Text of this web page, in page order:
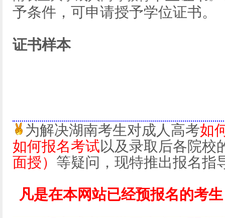
予条件，可申请授予学位证书。
证书样本
为解决湖南考生对成人高考如
如何报名考试以及录取后各院校
面授） 等疑问，现特推出报名指
凡是在本网站已经预报名的考